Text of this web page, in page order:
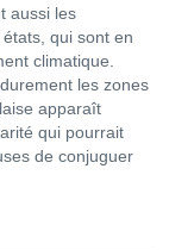
aussi les
qui sont en
climatique.
les zones
apparaît
qui pourrait
de conjuguer